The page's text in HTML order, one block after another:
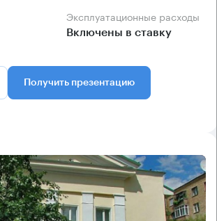
Эксплуатационные расходы
Включены в ставку
Получить презентацию